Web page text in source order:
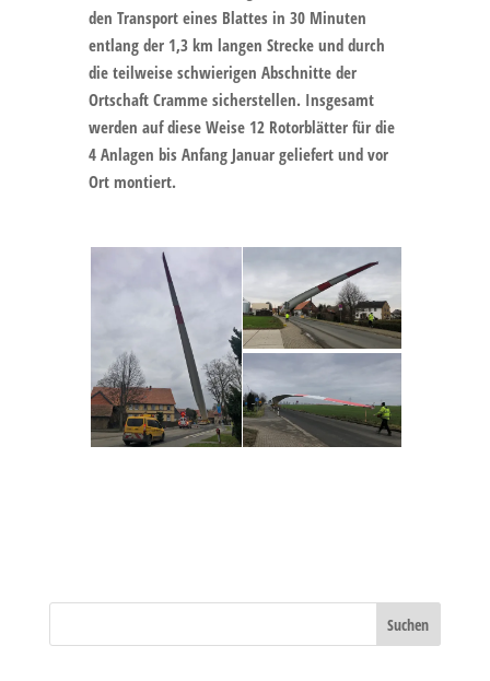
den Transport eines Blattes in 30 Minuten
entlang der 1,3 km langen Strecke und durch
die teilweise schwierigen Abschnitte der
Ortschaft Cramme sicherstellen. Insgesamt
werden auf diese Weise 12 Rotorblätter für die
4 Anlagen bis Anfang Januar geliefert und vor
Ort montiert.